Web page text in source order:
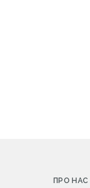
ПРО НАС